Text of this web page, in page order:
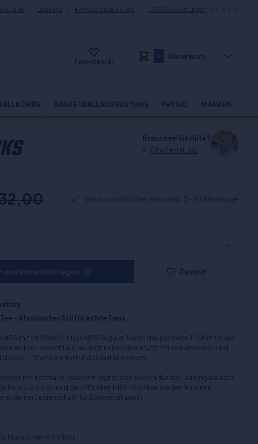
Über uns Kontaktieren Sie uns +1000 bewertungen
Favoriten (0)
Warenkorb
BASKETBALLAUSRÜSTUNG PHYSIO MARKEN
Brauchen Sie Hilfe?
Chatte mit uns
Voraussichtlicher Versand: 3 - 10 Werktage
Favorit
Tee - Klassischer Stil für echte Fans
NBA mit Stil! New Era Das NBA Regular Tee ist das perfekte T-Shirt für alle,
wollen - sowohl auf als auch neben dem Platz. Mit seinem klaren und
dieses T-Shirt Komfort und Qualität in einem.
mit normaler Passform eignet sich sowohl für das Training als auch
New Era-Logo und die offiziellen NBA-Grafiken sorgen für einen
zu deiner Leidenschaft für Basketball passt.
klassischen Komfort